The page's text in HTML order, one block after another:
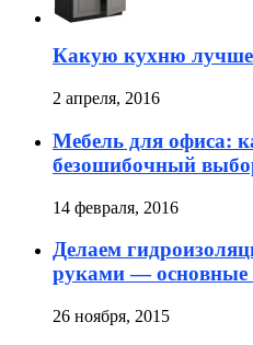
Какую кухню
2 апреля, 2016
Мебель для офиса:
безошибочный
14 февраля, 2016
Делаем
руками — основные
26 ноября, 2015